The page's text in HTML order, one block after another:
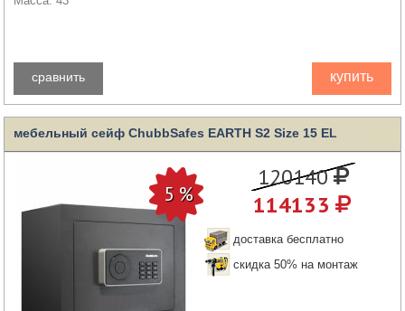
купить
сравнить
мебельный сейф ChubbSafes EARTH S2 Size 15 EL
120140
114133
доставка бесплатно
скидка 50% на монтаж